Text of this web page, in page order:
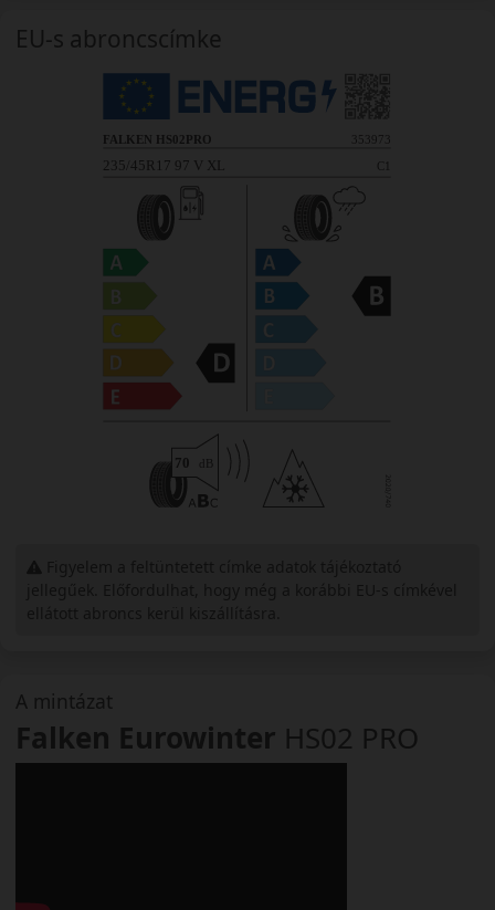
A mintázat
Falken Eurowinter HS02 PRO
EU-s abroncscímke